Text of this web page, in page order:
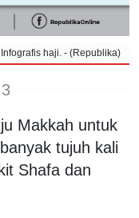
haji. - (Republika)
Makkah untuk
tujuh kali
Shafa dan